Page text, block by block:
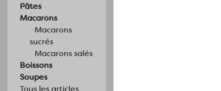
Pâtes
Macarons
Macarons
sucrés
Macarons salés
Boissons
Soupes
Tous les articles